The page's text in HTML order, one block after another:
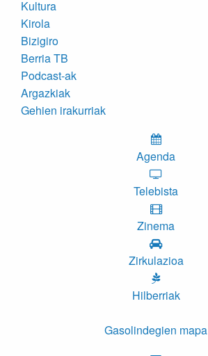
Kultura
Kirola
Bizigiro
Berria TB
Podcast-ak
Argazkiak
Gehien irakurriak
Agenda
Telebista
Zinema
Zirkulazioa
Hilberriak
Gasolindegien mapa